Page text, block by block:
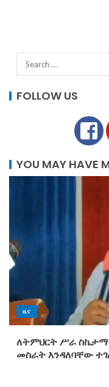
FOLLOW US
YOU MAY HAVE
ዜና
ለትምህርት ሥራ
መስራት እንዳለባቸው